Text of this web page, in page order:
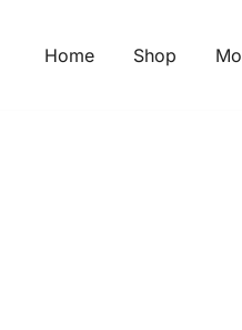
Home Shop